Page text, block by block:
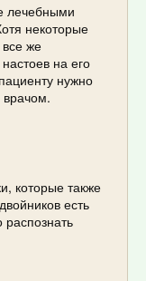
лечебными
некоторые
же
на его
нужно
врачом.
которые также
есть